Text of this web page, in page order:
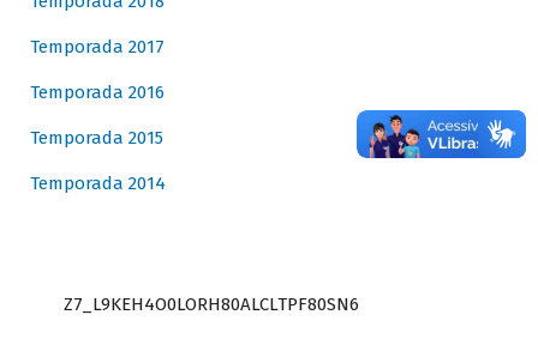
Temporada 2017
Temporada 2016
Temporada 2015
Temporada 2014
Z7_L9KEH4O0LORH80ALCLTPF80SN6